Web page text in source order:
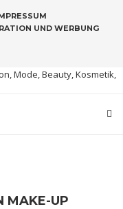
UND WERBUNG
MAKE-UP